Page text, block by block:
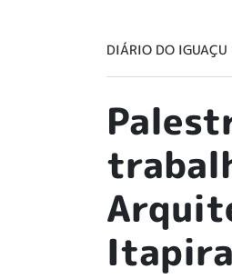
DIÁRIO DO IGUAÇU